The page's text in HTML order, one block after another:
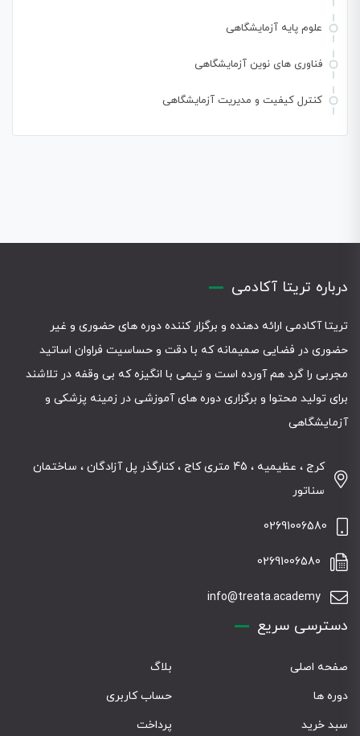
علوم پایه آزمایشگاهی
فناوری های نوین آزمایشگاهی
کنترل کیفیت و مدیریت آزمایشگاهی
درباره تریتا آکادمی
تریتا آکادمی ارائه دهنده و برگزار کننده دوره های حضوری و غیر
حضوری در فضایی صمیمانه که با دقت و حساسیت فراوان اساتید
مجربی را گرد هم آورده است و تیمی با انگیزه که بی وقفه در تلاشند
برای تولید محتوا و برگزاری دوره های آموزشی در زمینه پزشکی و
آزمایشگاهی
کرج ، عظیمیه ، 45 متری کاج ، کنارگذر پل آزادگان ، ساختمان
سناتور
02691006580
02691006580
info@treata.academy
دسترسی سریع
صفحه اصلی
بلاگ
دوره ها
حساب کاربری
سبد خرید
پرداخت